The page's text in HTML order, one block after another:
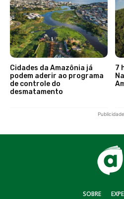
Cidades da Amazônia já
podem aderir ao programa
de controle do
desmatamento
7
Publicidade
SOBRE